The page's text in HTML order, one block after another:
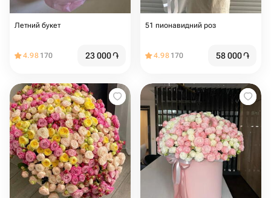
Летний букет
4.98 170 23 000֏
51 пионавидний роз
4.98 170 58 000֏